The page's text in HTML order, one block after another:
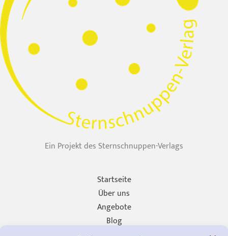
Ein Projekt des Sternschnuppen-Verlags
Startseite
Über uns
Angebote
Blog